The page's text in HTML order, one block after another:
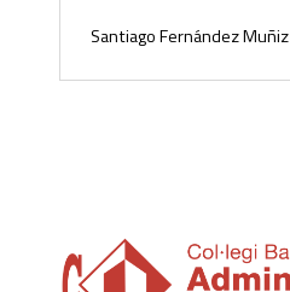
Santiago Fernández Muñiz